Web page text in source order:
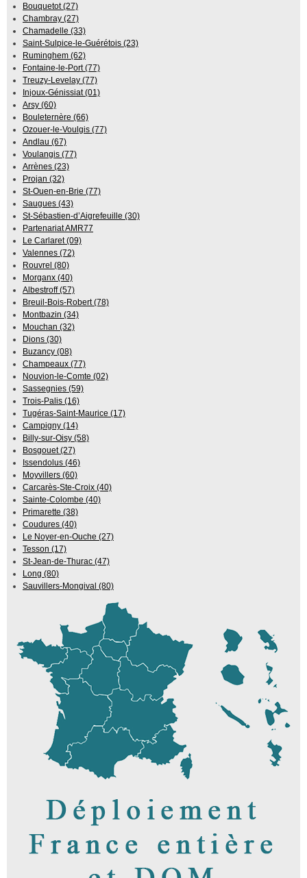
Bouquetot (27)
Chambray (27)
Chamadelle (33)
Saint-Sulpice-le-Guérétois (23)
Ruminghem (62)
Fontaine-le-Port (77)
Treuzy-Levelay (77)
Injoux-Génissiat (01)
Arsy (60)
Bouleternère (66)
Ozouer-le-Voulgis (77)
Andlau (67)
Voulangis (77)
Arrènes (23)
Projan (32)
St-Ouen-en-Brie (77)
Saugues (43)
St-Sébastien-d’Aigrefeuille (30)
Partenariat AMR77
Le Carlaret (09)
Valennes (72)
Rouvrel (80)
Morganx (40)
Albestroff (57)
Breuil-Bois-Robert (78)
Montbazin (34)
Mouchan (32)
Dions (30)
Buzancy (08)
Champeaux (77)
Nouvion-le-Comte (02)
Sassegnies (59)
Trois-Palis (16)
Tugéras-Saint-Maurice (17)
Campigny (14)
Billy-sur-Oisy (58)
Bosgouet (27)
Issendolus (46)
Moyvillers (60)
Carcarès-Ste-Croix (40)
Sainte-Colombe (40)
Primarette (38)
Coudures (40)
Le Noyer-en-Ouche (27)
Tesson (17)
St-Jean-de-Thurac (47)
Long (80)
Sauvillers-Mongival (80)